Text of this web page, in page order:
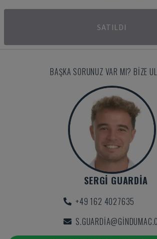
SATILDI
BAŞKA SORUNUZ VAR MI? BIZE
SERGI GUARDIA
+49 162 4027635